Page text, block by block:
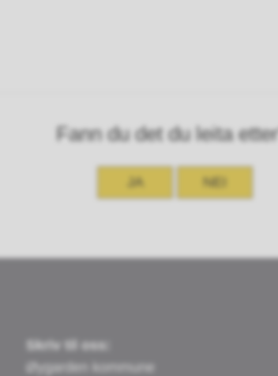
Fann du det du leita
JA NEI
Skriv til oss:
Øygarden kommune